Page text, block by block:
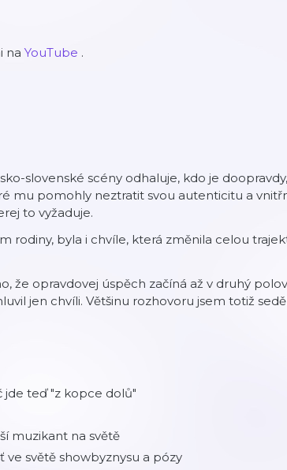
na YouTube .
slovenské scény odhaluje, kdo je
mu pomohly neztratit svou autenticitu a
to vyžaduje.
rodiny, byla i chvíle, která změnila celou
že opravdovej úspěch začíná až v druhý
jen chvíli. Většinu rozhovoru jsem totiž
jde teď "z kopce dolů"
muzikant na světě
světě showbyznysu a pózy